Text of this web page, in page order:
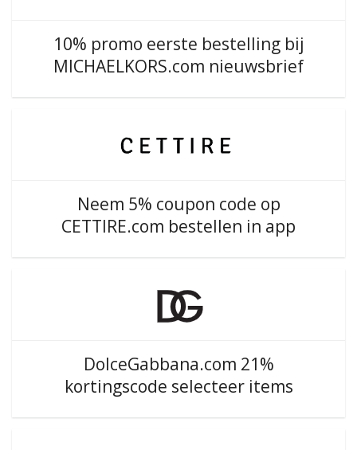
10% promo eerste bestelling bij
MICHAELKORS.com nieuwsbrief
Neem 5% coupon code op
CETTIRE.com bestellen in app
DolceGabbana.com 21%
kortingscode selecteer items